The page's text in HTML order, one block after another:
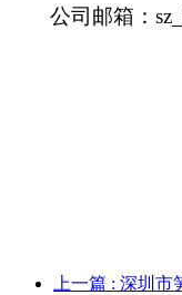
公司邮箱：
上一篇 : 深圳市